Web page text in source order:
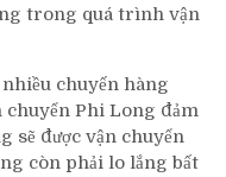
trong quá trình vận
chuyến hàng
chuyển Phi Long đảm
sẽ được vận chuyển
còn phải lo lắng bất